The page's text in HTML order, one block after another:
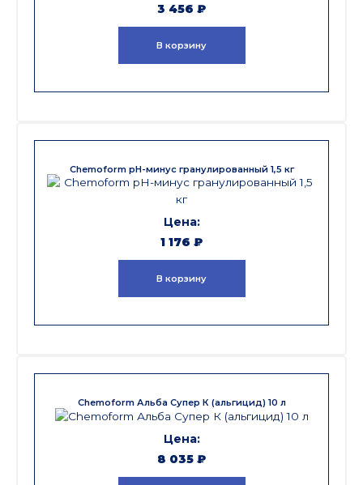
3 456 ₽
В корзину
Chemoform pH-минус гранулированный 1,5 кг
1 176 ₽
В корзину
Chemoform Альба Супер К (альгицид) 10 л
8 035 ₽